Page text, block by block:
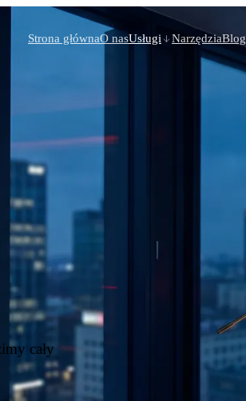
Strona głównaO nasUsługi NarzędziaBlog
cały